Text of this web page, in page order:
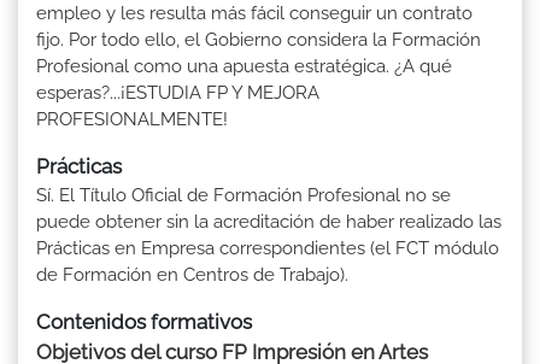
empleo y les resulta más fácil conseguir un contrato
fijo. Por todo ello, el Gobierno considera la Formación
Profesional como una apuesta estratégica. ¿A qué
esperas?...¡ESTUDIA FP Y MEJORA
PROFESIONALMENTE!
Prácticas
Sí. El Título Oficial de Formación Profesional no se
puede obtener sin la acreditación de haber realizado las
Prácticas en Empresa correspondientes (el FCT módulo
de Formación en Centros de Trabajo).
Contenidos formativos
Objetivos del curso FP Impresión en Artes